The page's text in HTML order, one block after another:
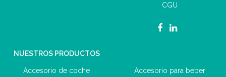
CGU
NUESTROS PRODUCTOS
Accesorio de coche
Accesorio para beber